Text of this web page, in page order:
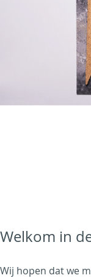
Welkom in
Wij hopen dat we